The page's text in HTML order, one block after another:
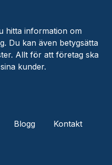
hitta information om
Du kan även betygsätta
Allt för att företag ska
kunder.
Blogg
Kontakt